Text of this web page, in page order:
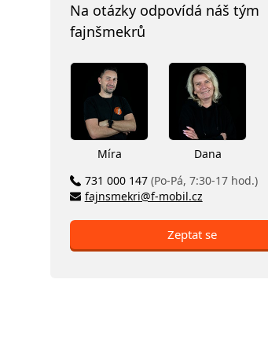
Na otázky odpovídá náš tým
fajnšmekrů
Míra
Dana
731 000 147 (Po-Pá, 7:30-17 hod.)
fajnsmekri@f-mobil.cz
Zeptat se